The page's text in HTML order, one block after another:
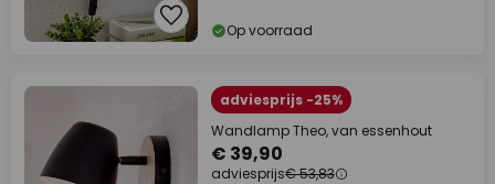
Op voorraad
adviesprijs -25%
Wandlamp Theo, van essenhout
€ 39,90
adviesprijs€ 53,83